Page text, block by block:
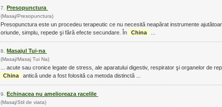
7. Presopunctura
(Masaj/Presopunctura)
Presopunctura este un procedeu terapeutic ce nu necesită neapărat instrumente
oriunde, simplu, repede şi fără efecte secundare. În
China
8. Masajul Tui-na
(Masaj/Masaj Tui Na)
China
antică unde a fost folosită ca metoda distinctă ...
9. Echinacea nu amelioreaza racelile
(Masaj/Stil de viata)